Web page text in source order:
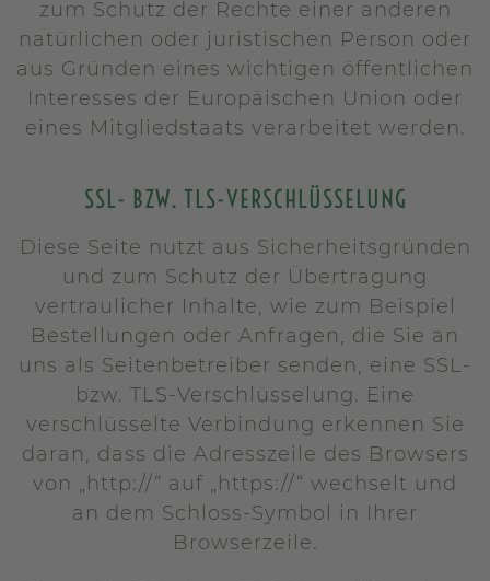
zum Schutz der Rechte einer anderen
natürlichen oder juristischen Person oder
aus Gründen eines wichtigen öffentlichen
Interesses der Europäischen Union oder
eines Mitgliedstaats verarbeitet werden.
SSL- BZW. TLS-VERSCHLÜSSELUNG
Diese Seite nutzt aus Sicherheitsgründen
und zum Schutz der Übertragung
vertraulicher Inhalte, wie zum Beispiel
Bestellungen oder Anfragen, die Sie an
uns als Seitenbetreiber senden, eine SSL-
bzw. TLS-Verschlüsselung. Eine
verschlüsselte Verbindung erkennen Sie
daran, dass die Adresszeile des Browsers
von „http://“ auf „https://“ wechselt und
an dem Schloss-Symbol in Ihrer
Browserzeile.